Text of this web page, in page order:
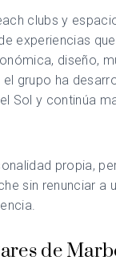
clubs y
experiencias
diseño,
grupo ha
Sol y continúa
propia,
sin renunciar a
de